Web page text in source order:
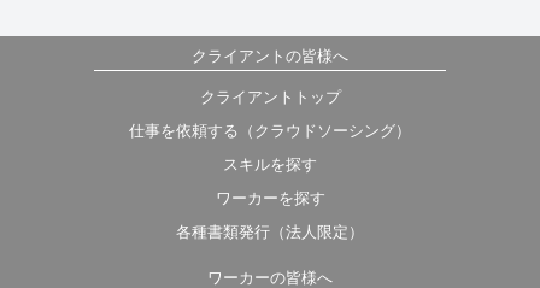
クライアントの皆様へ
クライアントトップ
仕事を依頼する（クラウドソーシング）
スキルを探す
ワーカーを探す
各種書類発行（法人限定）
ワーカーの皆様へ